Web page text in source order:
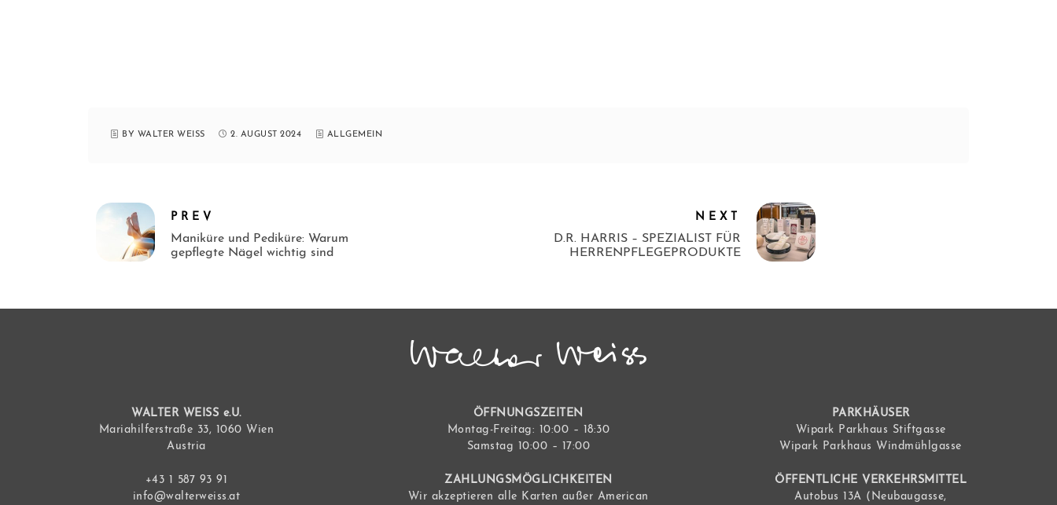
BY WALTER WEISS 2. AUGUST 2024 ALLGEMEIN
PREV
Maniküre und Pediküre: Warum
gepflegte Nägel wichtig sind
NEXT
D.R. HARRIS – SPEZIALIST FÜR
HERRENPFLEGEPRODUKTE
WALTER WEISS e.U.
Mariahilferstraße 33, 1060 Wien
Austria
+43 1 587 93 91
info@walterweiss.at
ÖFFNUNGSZEITEN
Montag-Freitag: 10:00 – 18:30
Samstag 10:00 – 17:00
ZAHLUNGSMÖGLICHKEITEN
Wir akzeptieren alle Karten außer American
PARKHÄUSER
Wipark Parkhaus Stiftgasse
Wipark Parkhaus Windmühlgasse
ÖFFENTLICHE VERKEHRSMITTEL
Autobus 13A (Neubaugasse,